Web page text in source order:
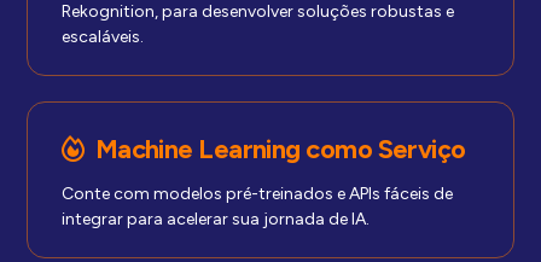
Rekognition, para desenvolver soluções robustas e
escaláveis.
Machine Learning como Serviço
Conte com modelos pré-treinados e APIs fáceis de
integrar para acelerar sua jornada de IA.